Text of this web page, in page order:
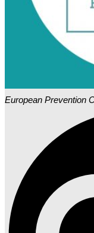
European Prevention